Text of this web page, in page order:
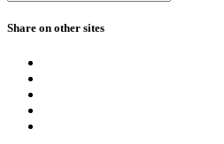
Share on other sites